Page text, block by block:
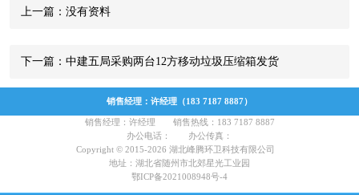
上一篇：没有资料
下一篇：中建五局采购两台12方移动垃圾压缩箱发货
销售经理：许经理（183 7187 8887）
销售经理：许经理 销售热线：183 7187 8887
办公电话： 办公传真：
Copyright © 2015-2026 湖北峰腾环卫科技有限公司
地址：湖北省随州市北郊星光工业园
鄂ICP备2021008948号-4